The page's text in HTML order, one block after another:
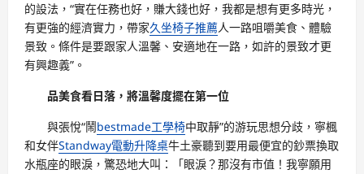
的設法，“實在任務也好，賺大錢也好，我都是想有更多時光，
有更強的經濟實力，帶家久坐椅子推薦人一路咀嚼美食、體驗
景致。條件是要跟家人溫馨、安適地在一路，如許的景致才更
有興趣義”。
品美食看日落，將溫馨度擺在第一位
與張悅“鬧bestmade工學椅中取靜”的游玩思想分歧，寧楓
和女伴Standway電動升降桌牛土豪聽到要用最便宜的鈔票換取
水瓶座的眼淚，驚恐地大叫：「眼淚？那沒有市值！我寧願用